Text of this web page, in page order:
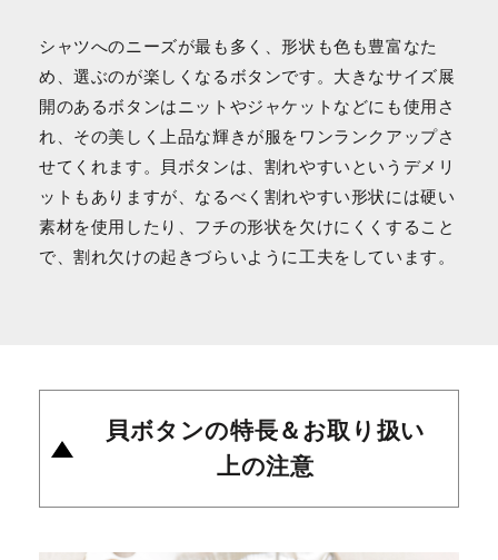
シャツへのニーズが最も多く、形状も色も豊富なた
め、選ぶのが楽しくなるボタンです。大きなサイズ展
開のあるボタンはニットやジャケットなどにも使用さ
れ、その美しく上品な輝きが服をワンランクアップさ
せてくれます。貝ボタンは、割れやすいというデメリ
ットもありますが、なるべく割れやすい形状には硬い
素材を使用したり、フチの形状を欠けにくくすること
で、割れ欠けの起きづらいように工夫をしています。
貝ボタンの特長＆お取り扱い
上の注意